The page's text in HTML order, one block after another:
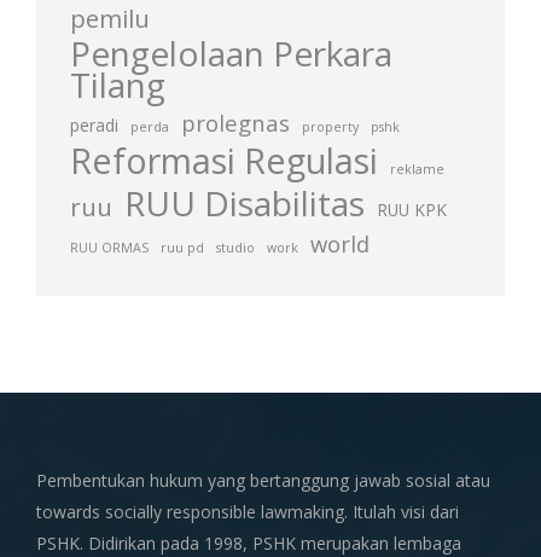
pemilu
Pengelolaan Perkara
Tilang
peradi perda prolegnas property pshk
Reformasi Regulasi reklame
ruu RUU Disabilitas RUU KPK
RUU ORMAS ruu pd studio work world
Pembentukan hukum yang bertanggung jawab sosial atau
towards socially responsible lawmaking. Itulah visi dari
PSHK. Didirikan pada 1998, PSHK merupakan lembaga